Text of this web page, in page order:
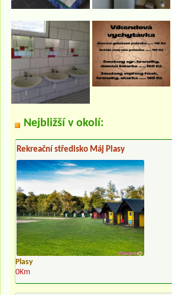
Nejbližší v okolí:
Rekreační středisko Máj Plasy
Plasy
0Km